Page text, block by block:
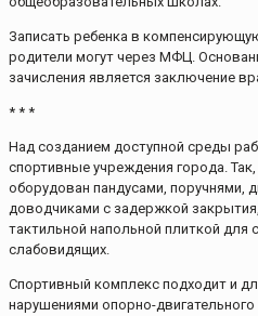
Записать ребенка в
родители могут через МФЦ.
зачисления является заключение
* * *
Над созданием доступной среды
спортивные учреждения города.
оборудован пандусами, поручнями,
доводчиками с задержкой
тактильной напольной плиткой для
слабовидящих.
Спортивный комплекс подходит и
нарушениями опорно-двигательного